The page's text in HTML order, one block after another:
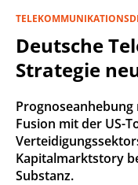
Deutsche
Strategie
Fusion mit der US-
Kapitalmarktstory
Substanz.